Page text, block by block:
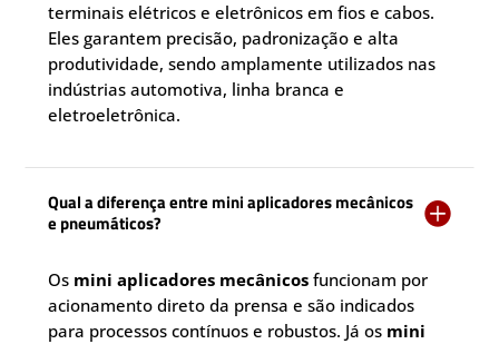
terminais elétricos e eletrônicos em fios e cabos.
Eles garantem precisão, padronização e alta
produtividade, sendo amplamente utilizados nas
indústrias automotiva, linha branca e
eletroeletrônica.
Qual a diferença entre mini aplicadores mecânicos
e pneumáticos?

Os mini aplicadores mecânicos funcionam por
acionamento direto da prensa e são indicados
para processos contínuos e robustos. Já os mini